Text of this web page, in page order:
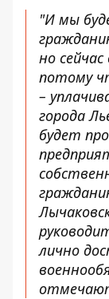
"И мы
но
потому
–
города
будет
лично